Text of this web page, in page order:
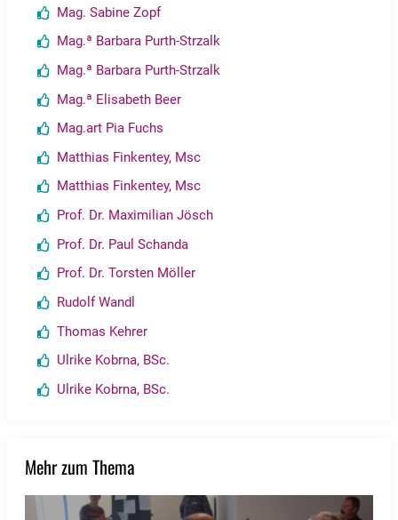
Mag. Sabine Zopf
Mag.ª Barbara Purth-Strzalk
Mag.ª Barbara Purth-Strzalk
Mag.ª Elisabeth Beer
Mag.art Pia Fuchs
Matthias Finkentey, Msc
Matthias Finkentey, Msc
Prof. Dr. Maximilian Jösch
Prof. Dr. Paul Schanda
Prof. Dr. Torsten Möller
Rudolf Wandl
Thomas Kehrer
Ulrike Kobrna, BSc.
Ulrike Kobrna, BSc.
Mehr zum Thema